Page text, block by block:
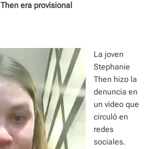
Then era provisional
La joven
Stephanie
Then hizo la
denuncia en
un video que
circuló en
redes
sociales.